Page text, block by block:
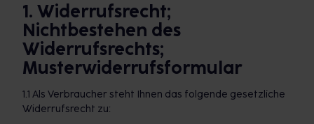
1. Widerrufsrecht;
Nichtbestehen des
Widerrufsrechts;
Musterwiderrufsformular
1.1 Als Verbraucher steht Ihnen das folgende gesetzliche
Widerrufsrecht zu: